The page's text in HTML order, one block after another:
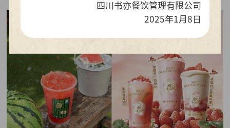
四川书亦餐饮管理有限公司
2025年1月8日